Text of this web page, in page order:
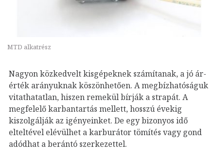
MTD alkatrész
Nagyon közkedvelt kisgépeknek számítanak, a jó ár-
érték arányuknak köszönhetően. A megbízhatóságuk
vitathatatlan, hiszen remekül bírják a strapát. A
megfelelő karbantartás mellett, hosszú évekig
kiszolgálják az igényeinket. De egy bizonyos idő
elteltével elévülhet a karburátor tömítés vagy gond
adódhat a berántó szerkezettel.